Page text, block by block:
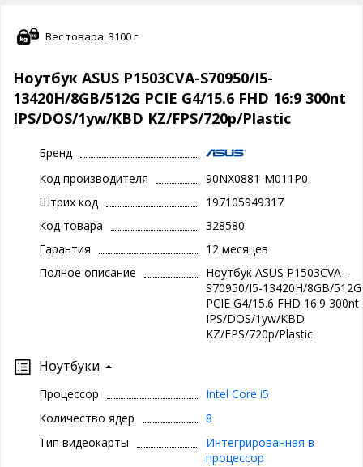
Вес товара: 3100 г
Ноутбук ASUS P1503CVA-S70950/I5-
13420H/8GB/512G PCIE G4/15.6 FHD 16:9 300nt
IPS/DOS/1yw/KBD KZ/FPS/720p/Plastic
Бренд
Код производителя
90NX0881-M011P0
Штрих код
197105949317
Код товара
328580
Гарантия
12 месяцев
Полное описание
Ноутбук ASUS P1503CVA-
S70950/I5-13420H/8GB/512G
PCIE G4/15.6 FHD 16:9 300nt
IPS/DOS/1yw/KBD
KZ/FPS/720p/Plastic
Ноутбуки
Процессор
Intel Core i5
Количество ядер
8
Тип видеокарты
Интегрированная в
процессор